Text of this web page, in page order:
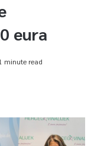
eura
minute read